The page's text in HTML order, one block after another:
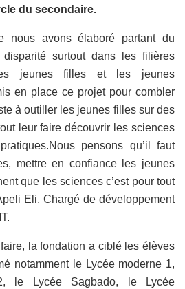
du secondaire.
nous avons élaboré partant du
surtout dans les filières
jeunes filles et les jeunes
en place ce projet pour combler
à outiller les jeunes filles sur des
leur faire découvrir les sciences
pensons qu’il faut
mettre en confiance les jeunes
que les sciences c’est pour tout
Eli, Chargé de développement
la fondation a ciblé les élèves
notamment le Lycée moderne 1,
le Lycée Sagbado, le Lycée